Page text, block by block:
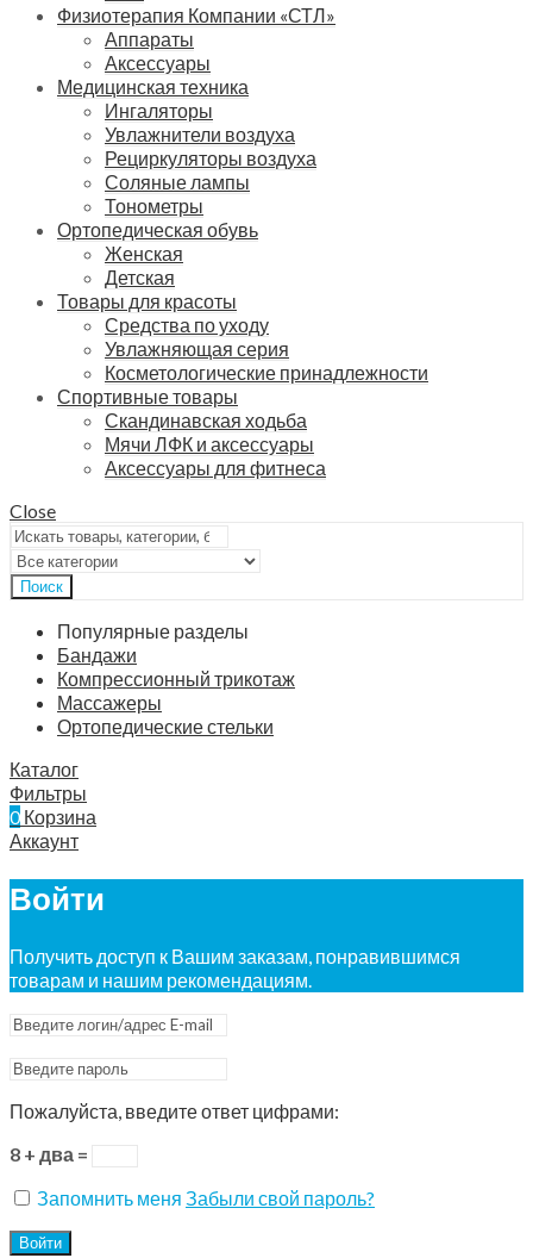
Физиотерапия Компании «СТЛ»
Аппараты
Аксессуары
Медицинская техника
Ингаляторы
Увлажнители воздуха
Рециркуляторы воздуха
Соляные лампы
Тонометры
Ортопедическая обувь
Женская
Детская
Товары для красоты
Средства по уходу
Увлажняющая серия
Косметологические принадлежности
Спортивные товары
Скандинавская ходьба
Мячи ЛФК и аксессуары
Аксессуары для фитнеса
Close
Поиск
Популярные разделы
Бандажи
Компрессионный трикотаж
Массажеры
Ортопедические стельки
Каталог
Фильтры
0 Корзина
Аккаунт
Войти
Получить доступ к Вашим заказам, понравившимся
товарам и нашим рекомендациям.
Пожалуйста, введите ответ цифрами:
8 + два =
Запомнить меня Забыли свой пароль?
Войти